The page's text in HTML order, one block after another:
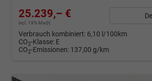
25.239,– €
incl. 19% MwSt.
Verbrauch kombiniert: 6,10 l/100km
CO2-Klasse: E
CO2-Emissionen: 137,00 g/km